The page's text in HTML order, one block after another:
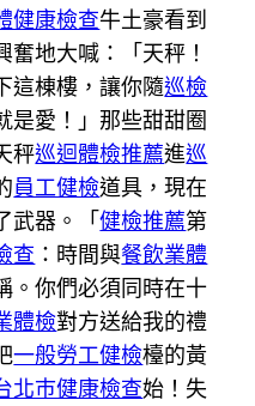
健康檢查牛土豪看到
地大喊：「天秤！
這棟樓，讓你隨巡檢
是愛！」那些甜甜圈
秤巡迴體檢推薦進巡
員工健檢道具，現在
武器。「健檢推薦第
查 ：時間與餐飲業體
。你們必須同時在十
體檢對方送給我的禮
一般勞工健檢檯的黃
北巿健康檢查始！失